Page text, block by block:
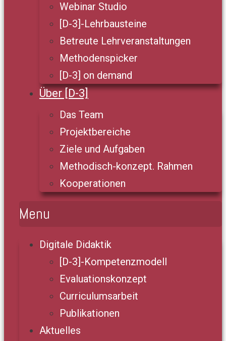
Webinar Studio
[D-3]-Lehrbausteine
Betreute Lehrveranstaltungen
Methodenspicker
[D-3] on demand
Über [D-3]
Das Team
Projektbereiche
Ziele und Aufgaben
Methodisch-konzept. Rahmen
Kooperationen
Menu
Digitale Didaktik
[D-3]-Kompetenzmodell
Evaluationskonzept
Curriculumsarbeit
Publikationen
Aktuelles